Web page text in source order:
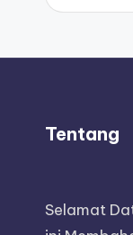
Tentang
Selamat